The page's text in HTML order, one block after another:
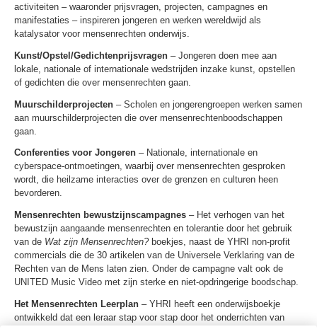
activiteiten – waaronder prijsvragen, projecten, campagnes en
manifestaties – inspireren jongeren en werken wereldwijd als
katalysator voor mensenrechten onderwijs.
Kunst/Opstel/Gedichtenprijsvragen – Jongeren doen mee aan
lokale, nationale of internationale wedstrijden inzake kunst, opstellen
of gedichten die over mensenrechten gaan.
Muurschilderprojecten – Scholen en jongerengroepen werken samen
aan muurschilderprojecten die over mensenrechtenboodschappen
gaan.
Conferenties voor Jongeren – Nationale, internationale en
cyberspace-ontmoetingen, waarbij over mensenrechten gesproken
wordt, die heilzame interacties over de grenzen en culturen heen
bevorderen.
Mensenrechten bewustzijnscampagnes – Het verhogen van het
bewustzijn aangaande mensenrechten en tolerantie door het gebruik
van de Wat zijn Mensenrechten?boekjes, naast de YHRI non-profit
commercials die de 30 artikelen van de Universele Verklaring van de
Rechten van de Mens laten zien. Onder de campagne valt ook de
UNITED Music Video met zijn sterke en niet-opdringerige boodschap.
Het Mensenrechten Leerplan – YHRI heeft een onderwijsboekje
ontwikkeld dat een leraar stap voor stap door het onderrichten van